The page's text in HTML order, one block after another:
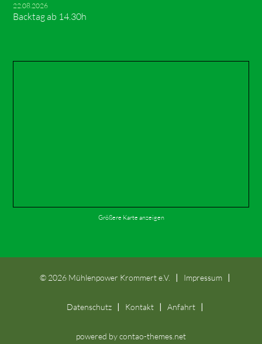
22.08.2026
Backtag ab 14.30h
Größere Karte anzeigen
© 2026 Mühlenpower Krommert e.V. Impressum
Datenschutz Kontakt Anfahrt
powered bycontao-themes.net